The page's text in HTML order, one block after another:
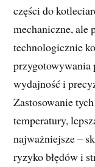
części do
mechaniczne, ale
technologicznie
przygotowywania
wydajność i
Zastosowanie
temperatury,
najważniejsze –
ryzyko błędów i